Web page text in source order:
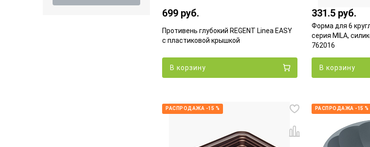
699 руб.
Противень глубокий REGENT Linea EASY
с пластиковой крышкой
В корзину
331.5 руб.
Форма для 6
серия MILA,
762016
В корзину
РАСПРОДАЖА -15 % РАСПРОДАЖА -15 %